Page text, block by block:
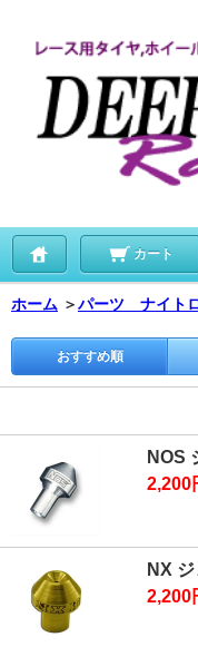
カート
ホーム ＞パーツ ナイト
おすすめ順
NOS
2,200
NX
2,200